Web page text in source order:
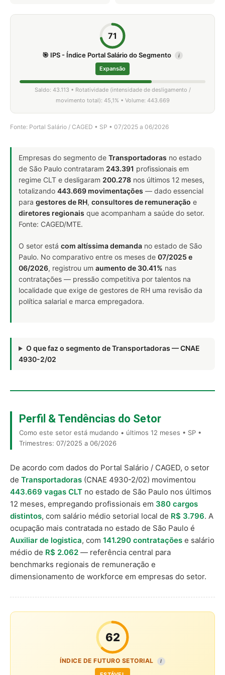
71
🎯 IPS - Índice Portal Salário do Segmento i
Expansão
Saldo: 43.113 • Rotatividade (intensidade de desligamento /
movimento total): 45,1% • Volume: 443.669
Fonte: Portal Salário / CAGED • SP • 07/2025 a 06/2026
Empresas do segmento de Transportadoras no estado
de São Paulo contrataram 243.391 profissionais em
regime CLT e desligaram 200.278 nos últimos 12 meses,
totalizando 443.669 movimentações — dado essencial
para gestores de RH, consultores de remuneração e
diretores regionais que acompanham a saúde do setor.
Fonte: CAGED/MTE.
O setor está com altíssima demanda no estado de São
Paulo. No comparativo entre os meses de 07/2025 e
06/2026, registrou um aumento de 30.41% nas
contratações — pressão competitiva por talentos na
localidade que exige de gestores de RH uma revisão da
política salarial e marca empregadora.
O que faz o segmento de Transportadoras — CNAE
4930-2/02
Perfil & Tendências do Setor
Como este setor está mudando • últimos 12 meses • SP •
Trimestres: 07/2025 a 06/2026
De acordo com dados do Portal Salário / CAGED, o setor
de Transportadoras (CNAE 4930-2/02) movimentou
443.669 vagas CLT no estado de São Paulo nos últimos
12 meses, empregando profissionais em 380 cargos
distintos, com salário médio setorial local de R$ 3.796. A
ocupação mais contratada no estado de São Paulo é
Auxiliar de logistica, com 141.290 contratações e salário
médio de R$ 2.062 — referência central para
benchmarks regionais de remuneração e
dimensionamento de workforce em empresas do setor.
62
ÍNDICE DE FUTURO SETORIAL I